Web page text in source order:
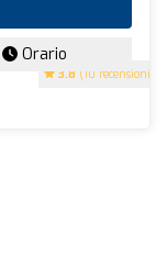
3.8 (10 recensioni)
Orario